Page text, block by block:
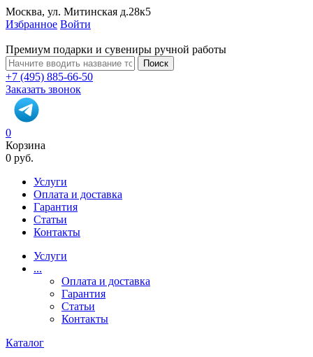
Москва, ул. Митинская д.28к5
Избранное Войти
Премиум подарки и сувениры ручной работы
Поиск
+7 (495) 885-66-50
Заказать звонок
0
Корзина
0 руб.
Услуги
Оплата и доставка
Гарантия
Статьи
Контакты
Услуги
...
Оплата и доставка
Гарантия
Статьи
Контакты
Каталог